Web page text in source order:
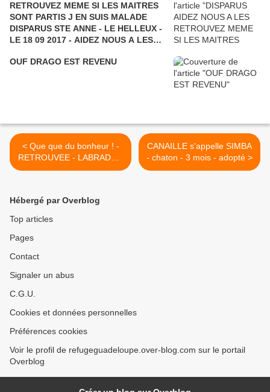
RETROUVEZ MEME SI LES MAITRES
SONT PARTIS J EN SUIS MALADE
DISPARUS STE ANNE - LE HELLEUX -
LE 18 09 2017 - AIDEZ NOUS A LES
OUF DRAGO EST REVENU
< Que que du bonheur ! -
RETROUVEE - LABRADOR
SABLE
CANAILLE s'appelle SIMBA
- chaton - 3 mois - adopté >
Hébergé par Overblog
Top articles
Pages
Contact
Signaler un abus
C.G.U.
Cookies et données personnelles
Préférences cookies
Voir le profil de refugeguadeloupe.over-blog.com sur le portail
Overblog